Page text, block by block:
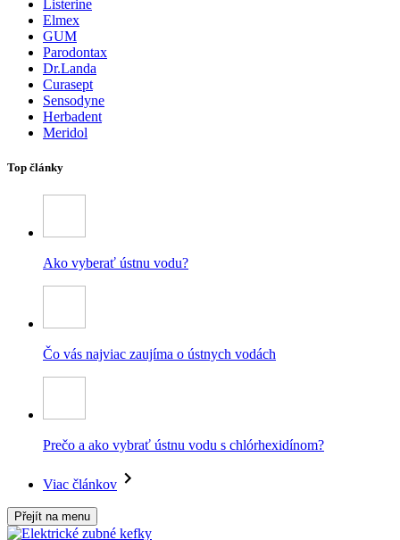
Listerine
Elmex
GUM
Parodontax
Dr.Landa
Curasept
Sensodyne
Herbadent
Meridol
Top články
Ako vyberať ústnu vodu?
Čo vás najviac zaujíma o ústnych vodách
Prečo a ako vybrať ústnu vodu s chlórhexidínom?
Viac článkov
Přejít na menu